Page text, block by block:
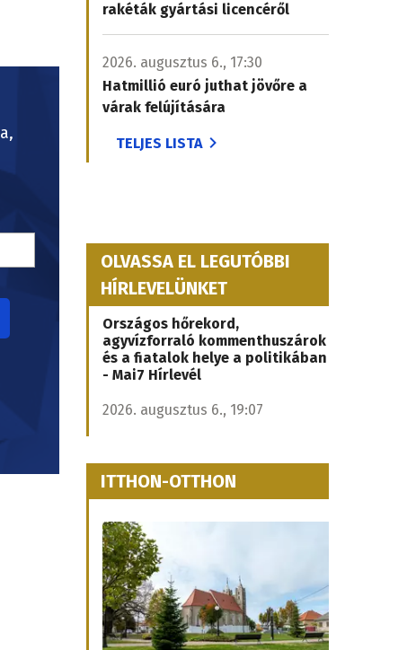
rakéták gyártási licencéről
2026. augusztus 6., 17:30
Hatmillió euró juthat jövőre a
várak felújítására
TELJES LISTA
OLVASSA EL LEGUTÓBBI
HÍRLEVELÜNKET
Országos hőrekord,
agyvízforraló kommenthuszárok
és a fiatalok helye a politikában
- Mai7 Hírlevél
2026. augusztus 6., 19:07
ITTHON-OTTHON